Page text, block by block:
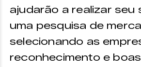
ajudarão a realizar seu
uma pesquisa de
selecionando as
reconhecimento e boas